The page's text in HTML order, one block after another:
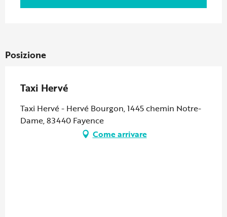
Posizione
Taxi Hervé
Taxi Hervé - Hervé Bourgon, 1445 chemin Notre-
Dame, 83440 Fayence
Come arrivare